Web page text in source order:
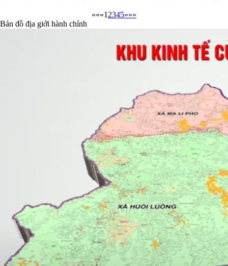
«««1 2345»»»
Bản đồ địa giới hành chính